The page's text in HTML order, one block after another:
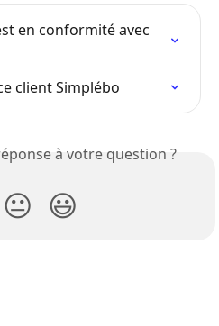
en conformité avec
client Simplébo
à votre question ?
😐 😃